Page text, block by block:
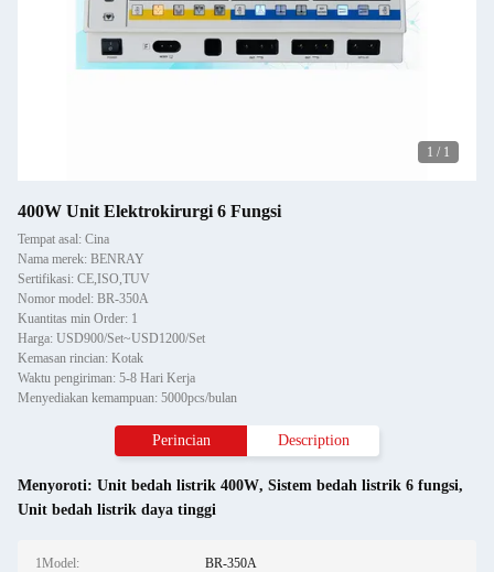
1 / 1
400W Unit Elektrokirurgi 6 Fungsi
Tempat asal: Cina
Nama merek: BENRAY
Sertifikasi: CE,ISO,TUV
Nomor model: BR-350A
Kuantitas min Order: 1
Harga: USD900/Set~USD1200/Set
Kemasan rincian: Kotak
Waktu pengiriman: 5-8 Hari Kerja
Menyediakan kemampuan: 5000pcs/bulan
Perincian Description
Menyoroti: Unit bedah listrik 400W, Sistem bedah listrik 6 fungsi,
Unit bedah listrik daya tinggi
1Model: BR-350A